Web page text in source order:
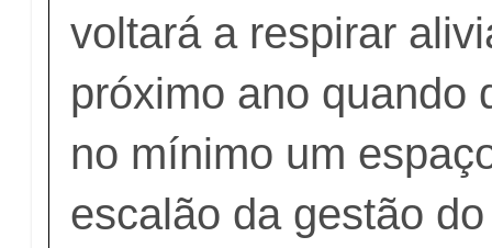
voltará a respirar
próximo ano quando
no mínimo um
escalão da gestão